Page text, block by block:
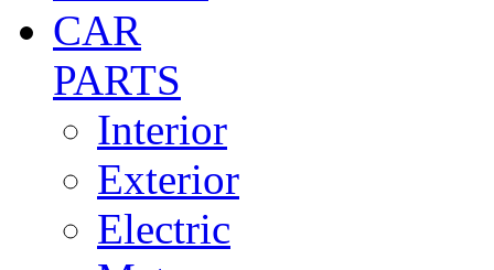
CAR
PARTS
Interior
Exterior
Electric